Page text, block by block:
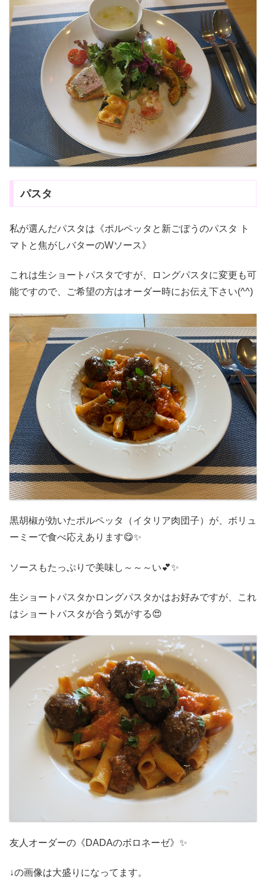
パスタ
私が選んだパスタは《ポルペッタと新ごぼうのパスタ ト
マトと焦がしバターのWソース》
これは生ショートパスタですが、ロングパスタに変更も可
能ですので、ご希望の方はオーダー時にお伝え下さい(^^)
黒胡椒が効いたポルペッタ（イタリア肉団子）が、ボリュ
ーミーで食べ応えあります😋✨
ソースもたっぷりで美味し～～～い💕✨
生ショートパスタかロングパスタかはお好みですが、これ
はショートパスタが合う気がする😍
友人オーダーの《DADAのボロネーゼ》✨
↓の画像は大盛りになってます。